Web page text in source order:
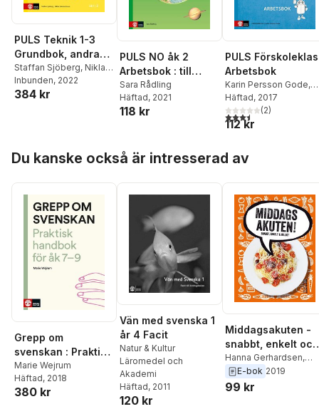
PULS Teknik 1-3
Grundbok, andra
upplagan
Staffan Sjöberg, Niklas
Salomonsson
Inbunden, 2022
384 kr
PULS NO åk 2
Arbetsbok : till
andra upplagan
Sara Rådling
Häftad, 2021
118 kr
PULS
Arbetsbok
Karin Persson Gode,
Hilkka Mikkonen
Häftad, 2017
3,5utav 5 stjärnor.
(2)
112 kr
Du kanske också är intresserad av
Grepp om
svenskan : Praktisk
handbok för åk 7-9
Marie Wejrum
Häftad, 2018
380 kr
Vän med svenska 1
år 4 Facit
Natur & Kultur
Läromedel och
Akademi
Häftad, 2011
120 kr
Middagsakuten -
snabbt, enkelt och
billigt
Hanna Gerhardsen,
Margot Henrikson
Mattias Henrikson
E-bok 2019
99 kr